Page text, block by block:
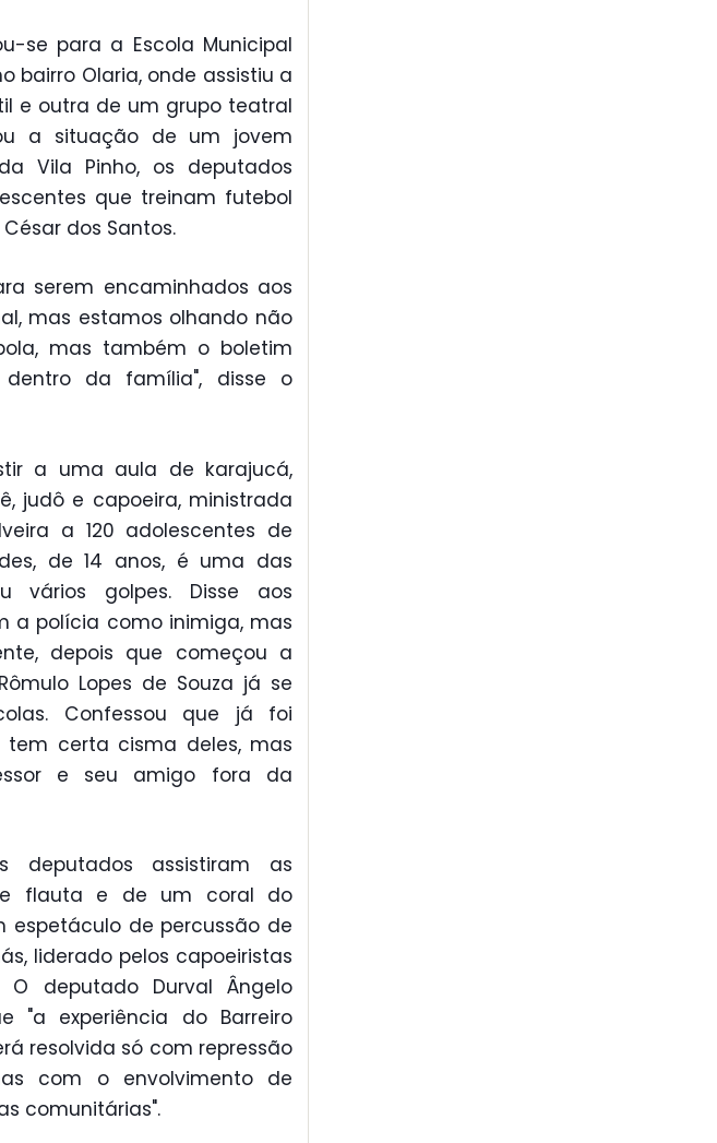
se para a Escola Municipal
bairro Olaria, onde assistiu a
e outra de um grupo teatral
a situação de um jovem
Vila Pinho, os deputados
que treinam futebol
dos Santos.
serem encaminhados aos
mas estamos olhando não
mas também o boletim
da família", disse o
a uma aula de karajucá,
judô e capoeira, ministrada
a 120 adolescentes de
de 14 anos, é uma das
vários golpes. Disse aos
a polícia como inimiga, mas
depois que começou a
Lopes de Souza já se
Confessou que já foi
certa cisma deles, mas
e seu amigo fora da
deputados assistiram as
flauta e de um coral do
espetáculo de percussão de
liderado pelos capoeiristas
O deputado Durval Ângelo
"a experiência do Barreiro
resolvida só com repressão
com o envolvimento de
comunitárias".